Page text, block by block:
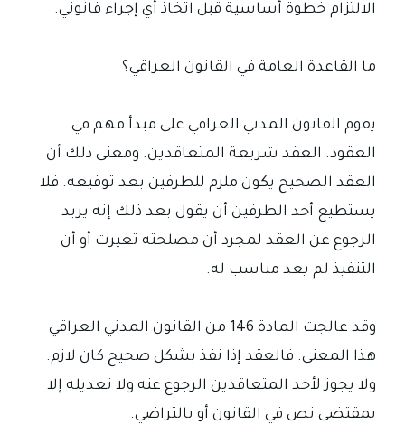
الالتزام خطوة أساسية قبل اتخاذ أي إجراء قانوني.
ما القاعدة العامة في القانون العراقي؟
يقوم القانون المدني العراقي على مبدأ مهم في
العقود. العقد شريعة المتعاقدين. ومعنى ذلك أن
العقد الصحيح يكون ملزم للطرفين بعد توقيعه. فلا
يستطيع أحد الطرفين أن يقول بعد ذلك إنه يريد
الرجوع عن العقد لمجرد أن مصلحته تغيرت أو أن
التنفيذ لم يعد مناسب له.
وقد عالجت المادة 146 من القانون المدني العراقي
هذا المعنى. فالعقد إذا نفذ بشكل صحيح كان لازم.
ولا يجوز لأحد المتعاقدين الرجوع عنه ولا تعديله إلا
بمقتضى نص في القانون أو بالتراضي.